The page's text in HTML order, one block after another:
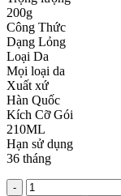
200g
Công Thức
Dạng Lỏng
Loại Da
Mọi loại da
Xuất xứ
Hàn Quốc
Kích Cỡ Gói
210ML
Hạn sử dụng
36 tháng
-